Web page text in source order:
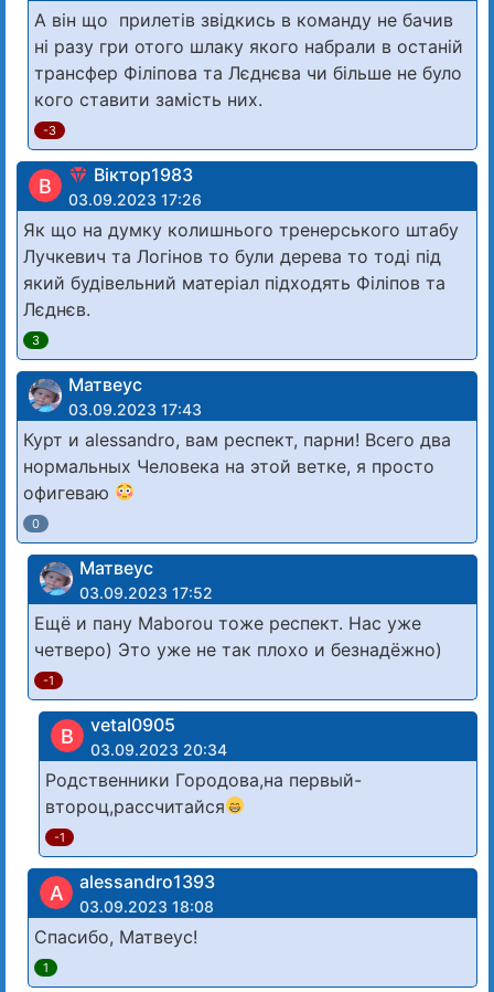
А він що прилетів звідкись в команду не бачив
ні разу гри отого шлаку якого набрали в останій
трансфер Філіпова та Лєднєва чи більше не було
кого ставити замість них.
-3
В Віктор1983
03.09.2023 17:26
Як що на думку колишнього тренерського штабу
Лучкевич та Логінов то були дерева то тоді під
який будівельний матеріал підходять Філіпов та
Лєднєв.
3
Матвеус
03.09.2023 17:43
Курт и alessandro, вам респект, парни! Всего два
нормальных Человека на этой ветке, я просто
офигеваю
0
Матвеус
03.09.2023 17:52
Ещё и пану Maborou тоже респект. Нас уже
четверо) Это уже не так плохо и безнадёжно)
-1
В vetal0905
03.09.2023 20:34
Родственники Городова,на первый-
второц,рассчитайся
-1
A alessandro1393
03.09.2023 18:08
Спасибо, Матвеус!
1